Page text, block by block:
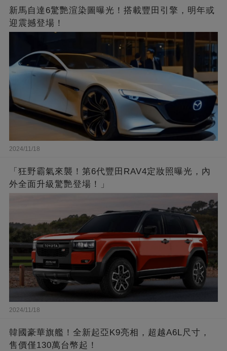
新馬自達6驚艷渲染圖曝光！搭載豐田引擎，明年或
迎震撼登場！
2024/11/18
「狂野霸氣來襲！第6代豐田RAV4定妝照曝光，內
外全面升級驚艷登場！」
2024/11/18
韓國豪華旗艦！全新起亞K9亮相，超越A6L尺寸，
售價僅130萬台幣起！